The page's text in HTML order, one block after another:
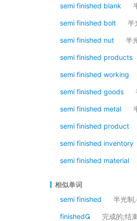
semi finished blank
semi finished bolt 半
semi finished nut 半
semi finished products
semi finished working
semi finished goods
semi finished metal
semi finished product
semi finished inventory
semi finished material
相似单词
semi finished
半光制
finished 完成的;结